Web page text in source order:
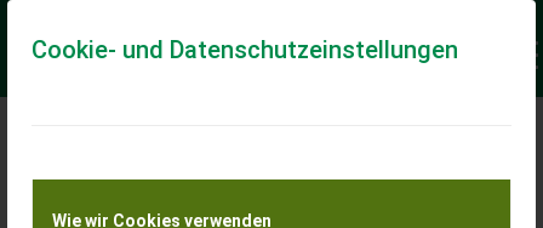
Cookie- und Datenschutzeinstellungen
Wie wir Cookies verwenden
Meine Transportkostenanfrage